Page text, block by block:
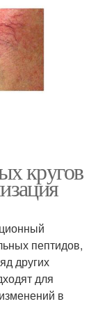
кругов
пептидов,
других
для
в